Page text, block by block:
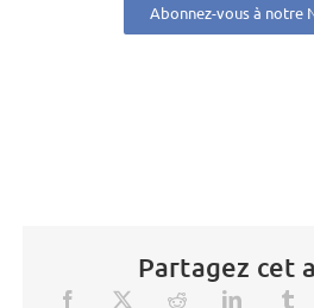
Abonnez-vous à notre
Partagez cet